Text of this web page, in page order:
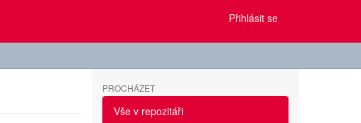
Přihlásit se
PROCHÁZET
Vše v repozitáři